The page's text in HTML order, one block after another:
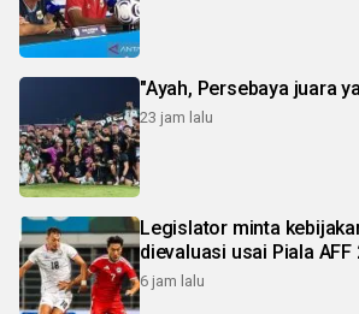
"Ayah, Persebaya juara
23 jam lalu
Legislator minta
dievaluasi usai Piala AFF
6 jam lalu